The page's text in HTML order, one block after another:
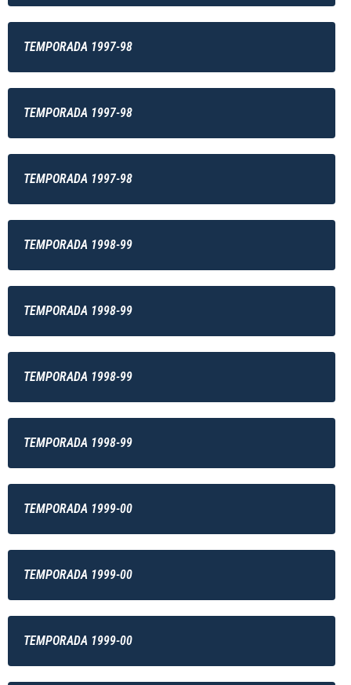
TEMPORADA 1997-98
TEMPORADA 1997-98
TEMPORADA 1997-98
TEMPORADA 1998-99
TEMPORADA 1998-99
TEMPORADA 1998-99
TEMPORADA 1998-99
TEMPORADA 1999-00
TEMPORADA 1999-00
TEMPORADA 1999-00